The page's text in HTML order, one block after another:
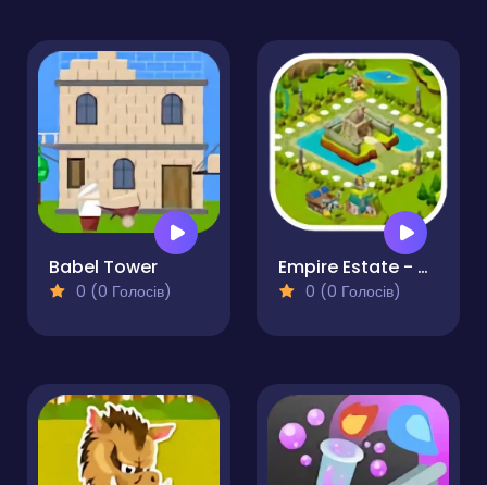
Babel Tower
0 (0 Голосів)
Empire Estate - Kingdom Conquest
0 (0 Голосів)